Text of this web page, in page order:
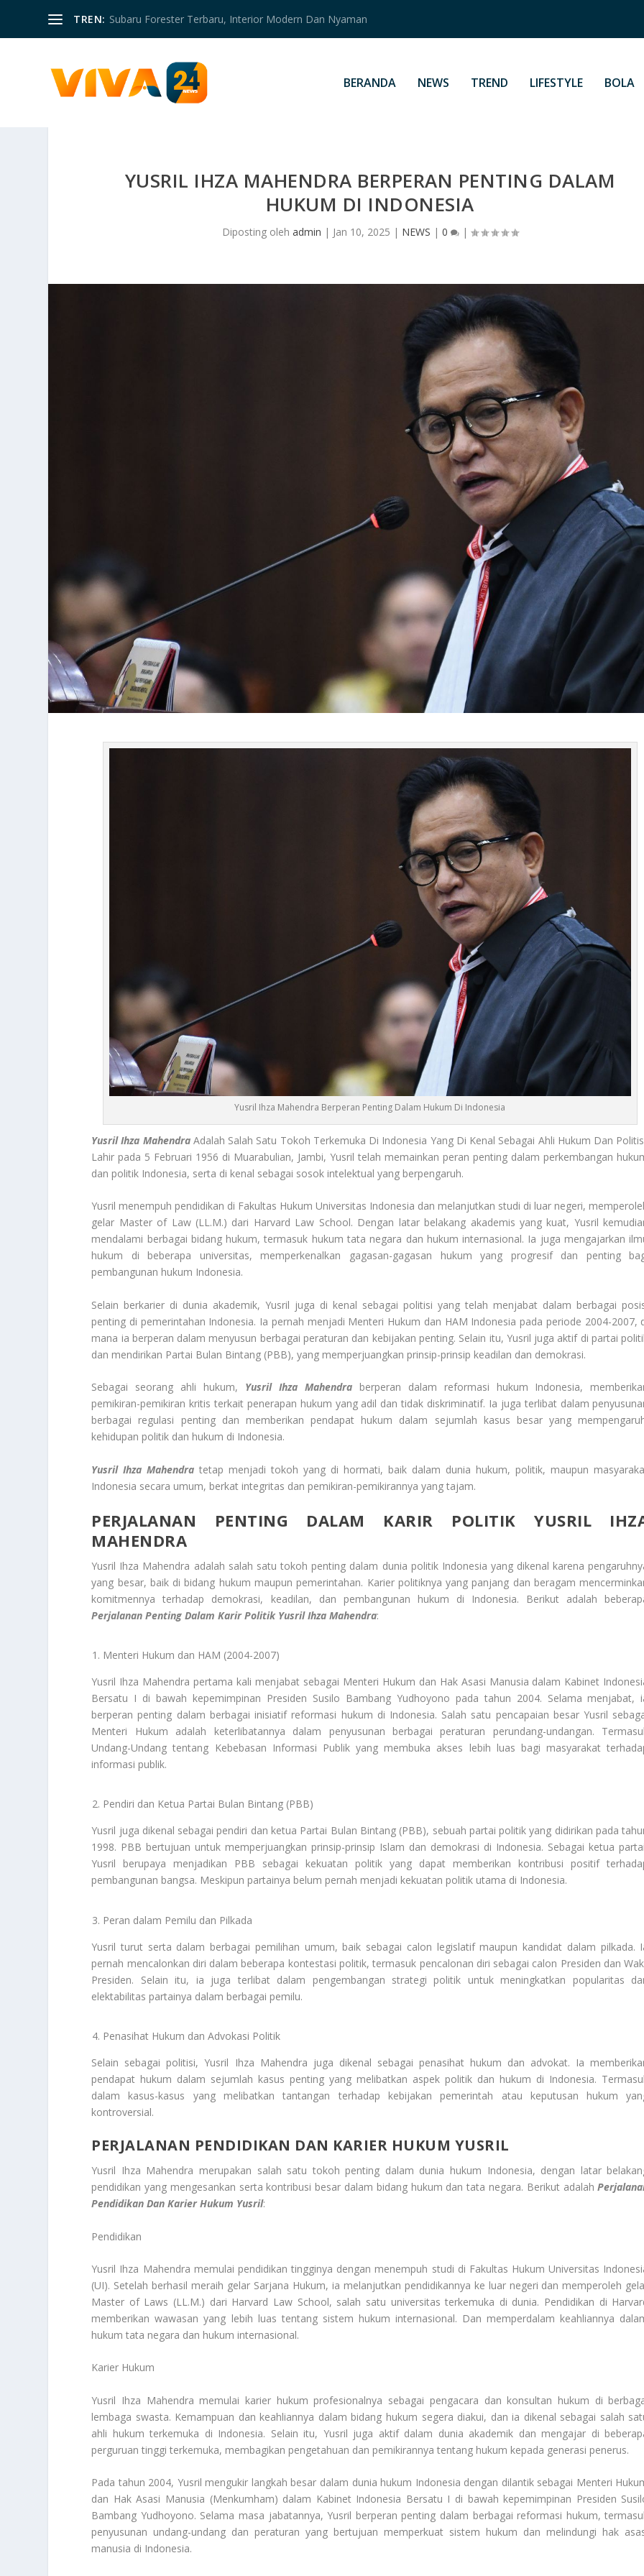
TREN: Subaru Forester Terbaru, Interior Modern Dan Nyaman
BERANDA NEWS TREND LIFESTYLE BOLA
YUSRIL IHZA MAHENDRA BERPERAN PENTING DALAM
HUKUM DI INDONESIA
Diposting oleh admin | Jan 10, 2025 | NEWS | 0 |
Yusril Ihza Mahendra Berperan Penting Dalam Hukum Di Indonesia
Yusril Ihza MahendraAdalah Salah Satu Tokoh Terkemuka Di Indonesia Yang Di Kenal Sebagai Ahli Hukum Dan
Lahir pada 5 Februari 1956 di Muarabulian, Jambi, Yusril telah memainkan peran penting dalam perkembangan
dan politik Indonesia, serta di kenal sebagai sosok intelektual yang berpengaruh.
Yusril menempuh pendidikan di Fakultas Hukum Universitas Indonesia dan melanjutkan studi di luar negeri,
gelar Master of Law (LL.M.) dari Harvard Law School. Dengan latar belakang akademis yang kuat, Yusril
mendalami berbagai bidang hukum, termasuk hukum tata negara dan hukum internasional. Ia juga mengajarkan
hukum di beberapa universitas, memperkenalkan gagasan-gagasan hukum yang progresif dan penting
pembangunan hukum Indonesia.
Selain berkarier di dunia akademik, Yusril juga di kenal sebagai politisi yang telah menjabat dalam berbagai
penting di pemerintahan Indonesia. Ia pernah menjadi Menteri Hukum dan HAM Indonesia pada periode 2004-2007,
mana ia berperan dalam menyusun berbagai peraturan dan kebijakan penting. Selain itu, Yusril juga aktif di partai
dan mendirikan Partai Bulan Bintang (PBB), yang memperjuangkan prinsip-prinsip keadilan dan demokrasi.
Sebagai seorang ahli hukum, Yusril Ihza Mahendraberperan dalam reformasi hukum Indonesia,
pemikiran-pemikiran kritis terkait penerapan hukum yang adil dan tidak diskriminatif. Ia juga terlibat dalam
berbagai regulasi penting dan memberikan pendapat hukum dalam sejumlah kasus besar yang
kehidupan politik dan hukum di Indonesia.
Yusril Ihza Mahendra tetap menjadi tokoh yang di hormati, baik dalam dunia hukum, politik, maupun
Indonesia secara umum, berkat integritas dan pemikiran-pemikirannya yang tajam.
PERJALANAN PENTING DALAM KARIR POLITIK YUSRIL
MAHENDRA
Yusril Ihza Mahendra adalah salah satu tokoh penting dalam dunia politik Indonesia yang dikenal karena
yang besar, baik di bidang hukum maupun pemerintahan. Karier politiknya yang panjang dan beragam
komitmennya terhadap demokrasi, keadilan, dan pembangunan hukum di Indonesia. Berikut adalah
Perjalanan Penting Dalam Karir Politik Yusril Ihza Mahendra:
Menteri Hukum dan HAM (2004-2007)
Yusril Ihza Mahendra pertama kali menjabat sebagai Menteri Hukum dan Hak Asasi Manusia dalam Kabinet
Bersatu I di bawah kepemimpinan Presiden Susilo Bambang Yudhoyono pada tahun 2004. Selama menjabat,
berperan penting dalam berbagai inisiatif reformasi hukum di Indonesia. Salah satu pencapaian besar Yusril
Menteri Hukum adalah keterlibatannya dalam penyusunan berbagai peraturan perundang-undangan.
Undang-Undang tentang Kebebasan Informasi Publik yang membuka akses lebih luas bagi masyarakat
informasi publik.
Pendiri dan Ketua Partai Bulan Bintang (PBB)
Yusril juga dikenal sebagai pendiri dan ketua Partai Bulan Bintang (PBB), sebuah partai politik yang didirikan pada
1998. PBB bertujuan untuk memperjuangkan prinsip-prinsip Islam dan demokrasi di Indonesia. Sebagai ketua
Yusril berupaya menjadikan PBB sebagai kekuatan politik yang dapat memberikan kontribusi positif
pembangunan bangsa. Meskipun partainya belum pernah menjadi kekuatan politik utama di Indonesia.
Peran dalam Pemilu dan Pilkada
Yusril turut serta dalam berbagai pemilihan umum, baik sebagai calon legislatif maupun kandidat dalam pilkada.
pernah mencalonkan diri dalam beberapa kontestasi politik, termasuk pencalonan diri sebagai calon Presiden dan
Presiden. Selain itu, ia juga terlibat dalam pengembangan strategi politik untuk meningkatkan popularitas
elektabilitas partainya dalam berbagai pemilu.
Penasihat Hukum dan Advokasi Politik
Selain sebagai politisi, Yusril Ihza Mahendra juga dikenal sebagai penasihat hukum dan advokat. Ia
pendapat hukum dalam sejumlah kasus penting yang melibatkan aspek politik dan hukum di Indonesia.
dalam kasus-kasus yang melibatkan tantangan terhadap kebijakan pemerintah atau keputusan hukum
kontroversial.
PERJALANAN PENDIDIKAN DAN KARIER HUKUM YUSRIL
Yusril Ihza Mahendra merupakan salah satu tokoh penting dalam dunia hukum Indonesia, dengan latar
pendidikan yang mengesankan serta kontribusi besar dalam bidang hukum dan tata negara. Berikut adalah
Pendidikan Dan Karier Hukum Yusril:
Pendidikan
Yusril Ihza Mahendra memulai pendidikan tingginya dengan menempuh studi di Fakultas Hukum Universitas
(UI). Setelah berhasil meraih gelar Sarjana Hukum, ia melanjutkan pendidikannya ke luar negeri dan memperoleh
Master of Laws (LL.M.) dari Harvard Law School, salah satu universitas terkemuka di dunia. Pendidikan di
memberikan wawasan yang lebih luas tentang sistem hukum internasional. Dan memperdalam keahliannya
hukum tata negara dan hukum internasional.
Karier Hukum
Yusril Ihza Mahendra memulai karier hukum profesionalnya sebagai pengacara dan konsultan hukum di
lembaga swasta. Kemampuan dan keahliannya dalam bidang hukum segera diakui, dan ia dikenal sebagai salah
ahli hukum terkemuka di Indonesia. Selain itu, Yusril juga aktif dalam dunia akademik dan mengajar di
perguruan tinggi terkemuka, membagikan pengetahuan dan pemikirannya tentang hukum kepada generasi penerus.
Pada tahun 2004, Yusril mengukir langkah besar dalam dunia hukum Indonesia dengan dilantik sebagai Menteri
dan Hak Asasi Manusia (Menkumham) dalam Kabinet Indonesia Bersatu I di bawah kepemimpinan Presiden
Bambang Yudhoyono. Selama masa jabatannya, Yusril berperan penting dalam berbagai reformasi hukum,
penyusunan undang-undang dan peraturan yang bertujuan memperkuat sistem hukum dan melindungi hak
manusia di Indonesia.